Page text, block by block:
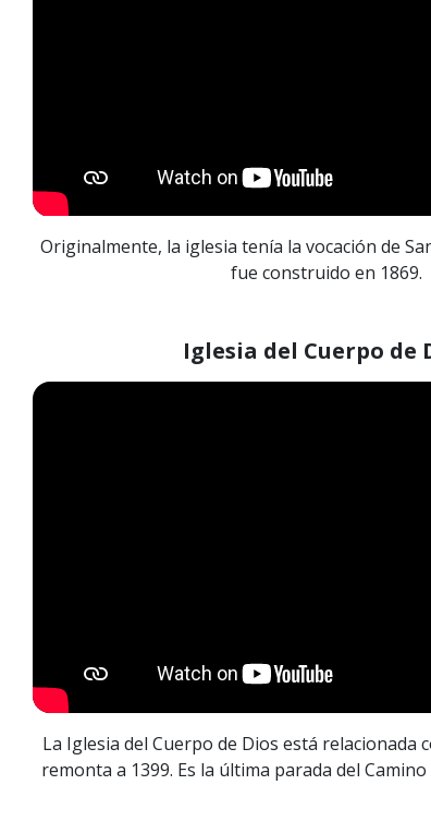
Originalmente, la iglesia tenía la vocación de
fue construido en 1869.
Iglesia del Cuerpo de
La Iglesia del Cuerpo de Dios está relacionada
remonta a 1399. Es la última parada del